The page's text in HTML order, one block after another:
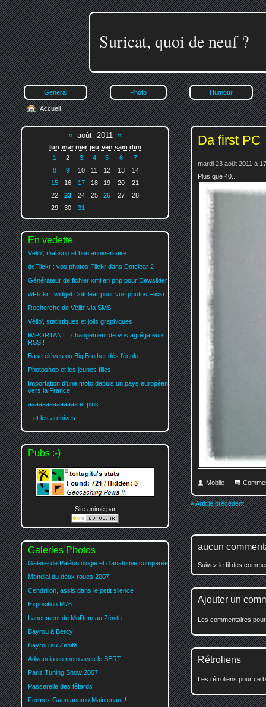
Suricat, quoi de neuf ?
General Photo Humour
Da first PC
mardi 23 août 2011 à
Plus que 40...
Mobile
« Article précédent
aucun
Suivez le fil des
Ajouter un
Les commentaires
Rétroliens
Les rétroliens pour ce
Accueil
« août 2011 »
lun mar mer jeu ven sam dim
1
2 3 4 5 6
7
8
9 10 11 12 13
14
15
16 17 18 19 20
21
22
23 24 25 26 27
28
29
30 31
En vedette
Vélib', mahsup et bon anniversaire !
dcFlickr : vos photos Flickr dans Dotclear 2
Générateur de fichier xml en php pour Dewslider
wFlickr : widget Dotclear pour vos photos Flickr
Recherche de Vélib' via SMS
Vélib', statistiques et jolis graphiques
IMPORTANT : changement de vos agrégateurs
RSS !
Base élèves ou Big Brother dès l'école
Photoshop et les jeunes filles
Importation d'une moto depuis un pays européen
vers la France
aaaaaaaaaaaaaa et plus
...et les archives...
Pubs :-)
Site animé par
Galeries Photos
Galerie de Paléontologie et d'anatomie comparée
Mondial du deux roues 2007
Cendrillon, assis dans le petit silence
Exposition M76
Lancement du MoDem au Zénith
Bayrou à Bercy
Bayrou au Zenith
Advancia en moto avec le SERT
Paris Tuning Show 2007
Passerelle des fêtards
Fermez Guantanamo Maintenant !